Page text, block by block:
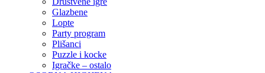
Glazbene
Lopte
Party program
Plišanci
Puzzle i kocke
Igračke – ostalo